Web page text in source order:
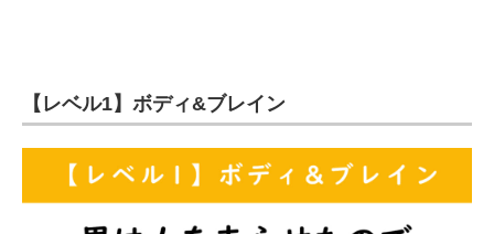
【レベル1】ボディ&ブレイン